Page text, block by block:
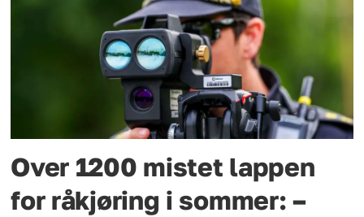
Over 1200 mistet lappen
for råkjøring i sommer: –